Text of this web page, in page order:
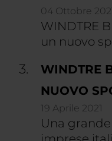
04 Ottobre
WINDTRE
un nuovo
WINDTRE
NUOVO
19 Aprile 2021
Una